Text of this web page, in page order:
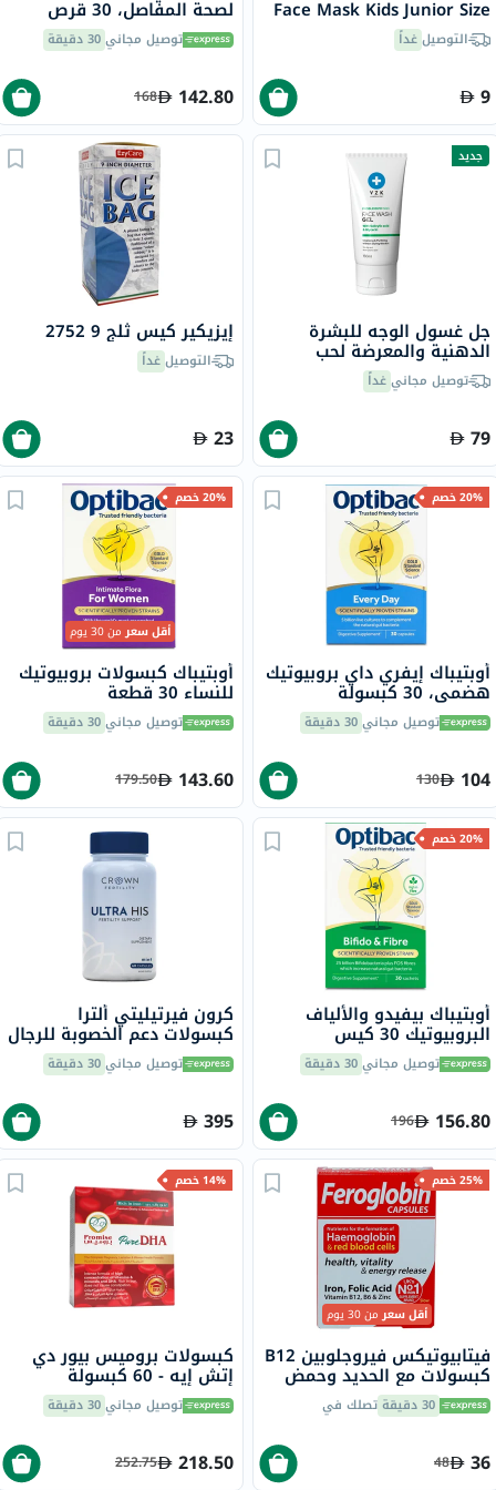
Face Mask Kids Junior Size
ILS005
التوصيلغداً
9
لصحة المفاصل، 30 قرص
توصيل مجاني30 دقيقة
142.80
168
جديد
جل غسول الوجه للبشرة
الدهنية والمعرضة لحب
الشباب في زد كيه - 150 مل
توصيل مجانيغداً
79
إيزيكير كيس ثلج 9 2752
التوصيلغداً
23
20% خصم
أوبتيباك إيفري داي بروبيوتيك
هضمي، 30 كبسولة
توصيل مجاني30 دقيقة
104
130
20% خصم
أقل سعرمن 30 يوم
أوبتيباك كبسولات بروبيوتيك
للنساء 30 قطعة
توصيل مجاني30 دقيقة
143.60
179.50
20% خصم
أوبتيباك بيفيدو والألياف
البروبيوتيك 30 كيس
توصيل مجاني30 دقيقة
156.80
196
كرون فيرتيليتي ألترا
كبسولات دعم الخصوبة للرجال
60 كبسولة توصيل مجاني30 دقيقة
395
25% خصم
أقل سعرمن 30 يوم
فيتابيوتيكس فيروجلوبين B12
كبسولات مع الحديد وحمض
الفوليك وفيتامين B12
لمحاربة التعب، 30 كبسولة
30 دقيقة تصلك في
36
48
14% خصم
كبسولات بروميس بيور دي
إتش إيه - 60 كبسولة
توصيل مجاني30 دقيقة
218.50
252.75